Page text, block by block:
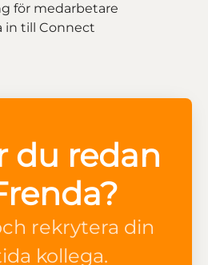
för medarbetare
in till Connect
du redan
rekrytera din
kollega.